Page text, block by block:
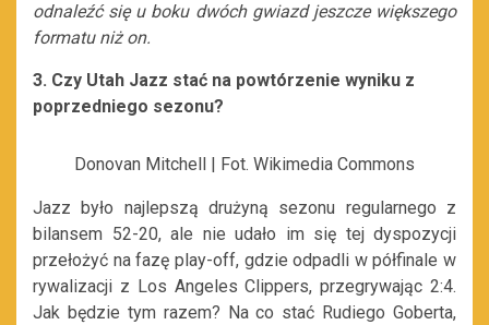
odnaleźć się u boku dwóch gwiazd jeszcze większego
formatu niż on.
3. Czy Utah Jazz stać na powtórzenie wyniku z
poprzedniego sezonu?
Donovan Mitchell | Fot. Wikimedia Commons
Jazz było najlepszą drużyną sezonu regularnego z
bilansem 52-20, ale nie udało im się tej dyspozycji
przełożyć na fazę play-off, gdzie odpadli w półfinale w
rywalizacji z Los Angeles Clippers, przegrywając 2:4.
Jak będzie tym razem? Na co stać Rudiego Goberta,